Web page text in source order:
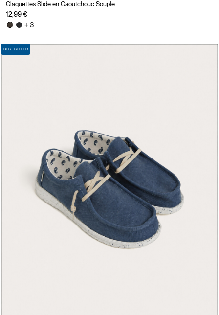
Claquettes Slide en Caoutchouc Souple
12,99 €
+ 3
BEST SELLER